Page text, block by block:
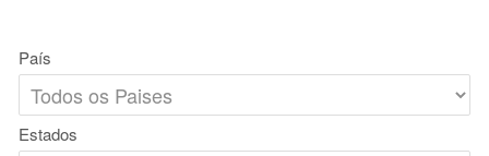
País
Estados